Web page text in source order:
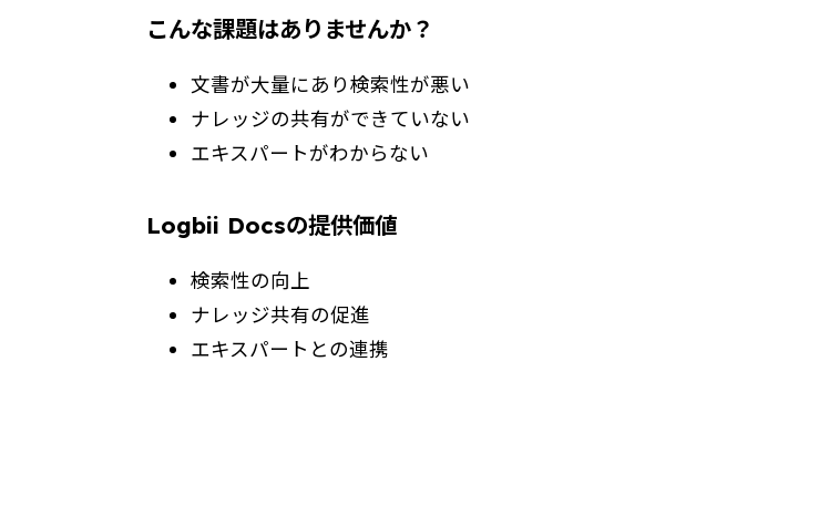
こんな課題はありませんか？
文書が大量にあり検索性が悪い
ナレッジの共有ができていない
エキスパートがわからない
Logbii Docsの提供価値
検索性の向上
ナレッジ共有の促進
エキスパートとの連携